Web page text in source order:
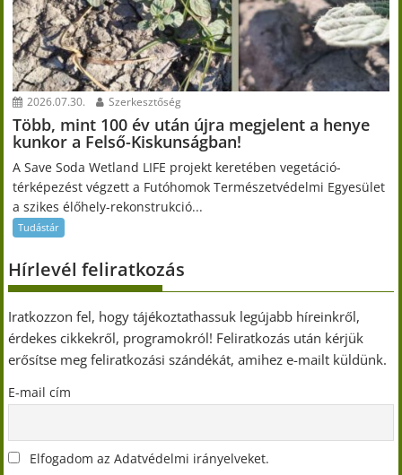
2026.07.30. Szerkesztőség
Több, mint 100 év után újra megjelent a henye
kunkor a Felső-Kiskunságban!
A Save Soda Wetland LIFE projekt keretében vegetáció-
térképezést végzett a Futóhomok Természetvédelmi Egyesület
a szikes élőhely-rekonstrukció...
Tudástár
Hírlevél feliratkozás
Iratkozzon fel, hogy tájékoztathassuk legújabb híreinkről,
érdekes cikkekről, programokról! Feliratkozás után kérjük
erősítse meg feliratkozási szándékát, amihez e-mailt küldünk.
E-mail cím
Elfogadom az Adatvédelmi irányelveket.